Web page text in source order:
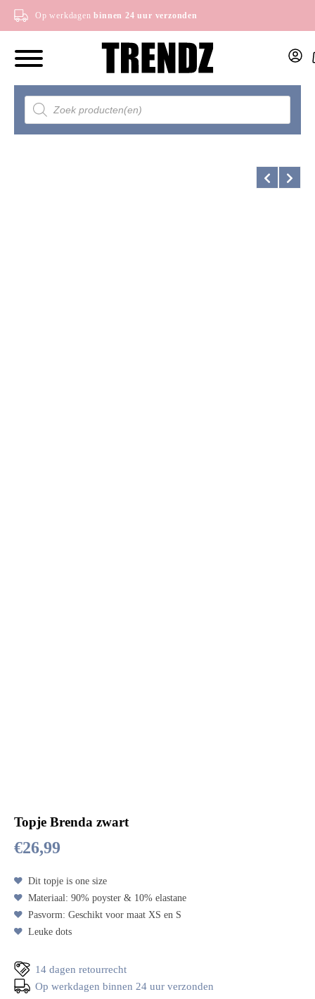
Op werkdagen binnen 24 uur verzonden
Producten
zoeken
Topje Brenda zwart
€26,99
Dit topje is one size
Materiaal: 90% poyster & 10% elastane
Pasvorm: Geschikt voor maat XS en S
Leuke dots
14 dagen retourrecht
Op werkdagen binnen 24 uur verzonden